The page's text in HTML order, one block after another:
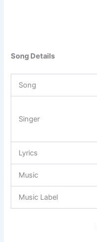
Song Details
Song
Singer
Lyrics
Music
Music Label